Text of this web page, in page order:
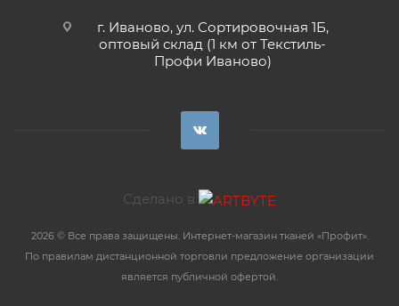
г. Иваново, ул. Сортировочная 1Б,
оптовый склад (1 км от Текстиль-
Профи Иваново)
Сделано в
2026 © Все права защищены. Интернет-магазин тканей «Профит».
По правилам дистанционной торговли предложение организации
является публичной офертой.